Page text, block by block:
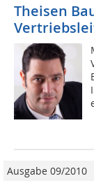
Theisen
Ausgabe 09/2010